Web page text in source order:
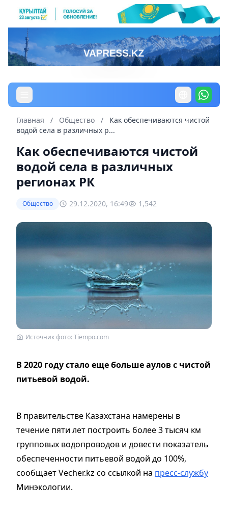
Главная / Общество /
Как обеспечиваются чистой
водой села в различных р...
Как обеспечиваются чистой
водой села в различных
регионах РК
Общество 29.12.2020, 16:49 1,542
Источник фото: Tiempo.com
В 2020 году стало еще больше аулов с чистой
питьевой водой.
В правительстве Казахстана намерены в
течение пяти лет построить более 3 тысяч км
групповых водопроводов и довести показатель
обеспеченности питьевой водой до 100%,
сообщает Vecher.kz со ссылкой на пресс-службу
Минэкологии.